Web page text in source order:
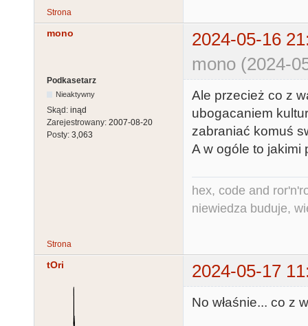
Strona
mono
2024-05-16
mono (2024-
Podkasetarz
Nieaktywny
Skąd: inąd
Zarejestrowany: 2007-08-20
Posty: 3,063
Ale przecież co z
ubogacaniem
zabraniać komuś
A w ogóle to jakimi
hex, code and
niewiedza buduje,
Strona
tOri 2024-05-17
No właśnie... co z